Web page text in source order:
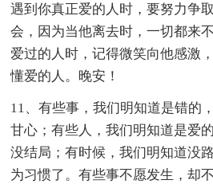
遇到你真正爱的人时，要努力争
会，因为当他离去时，一切都来
爱过的人时，记得微笑向他感激
懂爱的人。晚安！
11、有些事，我们明知道是错的
甘心；有些人，我们明知道是爱
没结局；有时候，我们明知道没
为习惯了。有些事不愿发生，却